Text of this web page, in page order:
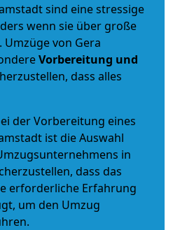
sind eine stressige
wenn sie über große
von Gera
Vorbereitung und
dass alles
der Vorbereitung eines
ist die Auswahl
in
dass das
erforderliche Erfahrung
um den Umzug